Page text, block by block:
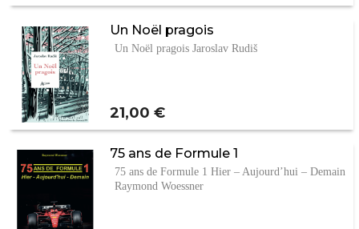
Un Noël pragois
Un Noël pragois Jaroslav Rudiš
Prix
21,00 €
75 ans de Formule 1
75 ans de Formule 1 Hier – Aujourd’hui – Demain
Raymond Woessner